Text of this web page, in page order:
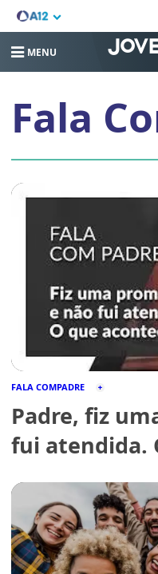
MENU
Fala
FALA COMPADRE
Padre, fiz
fui atendida.